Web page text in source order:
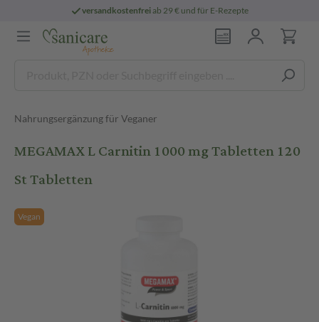
versandkostenfreiab 29 € und für E-Rezepte
Nahrungsergänzung für Veganer
MEGAMAX L Carnitin 1000 mg Tabletten 120
St Tabletten
Vegan